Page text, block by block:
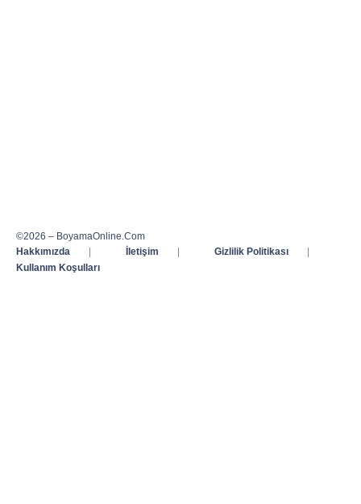
©2026 – BoyamaOnline.Com
Hakkımızda
| İletişim | Gizlilik Politikası
|
Kullanım Koşulları